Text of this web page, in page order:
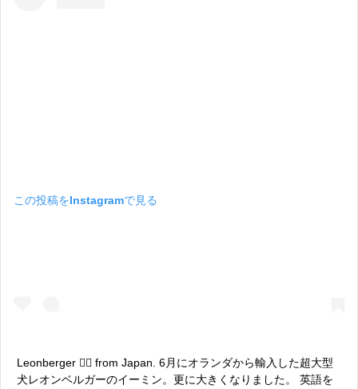
この投稿をInstagramで見る
Leonberger 🐕‍🦺 from Japan. 6月にオランダから輸入した超大型
犬レオンベルガーのイーミン。更に大きくなりました。 英語を